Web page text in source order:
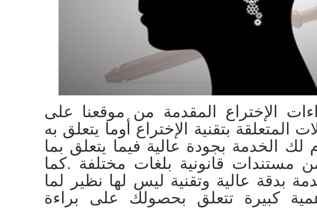
الإختراع المقدمة من موقعنا على
بتقنية الإختراع أوما يتعلق به
لك الخدمة بجودة عالية فيما يتعلق بما
مستندات قانونية بلغات مختلفة .كما
بدقة عالية وتقنية ليس لها نظير لما
كبيرة تتعلق بحصولك على براءة